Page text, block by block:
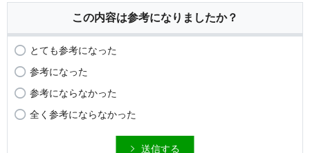
この内容は参考になりましたか？
とても参考になった
参考になった
参考にならなかった
全く参考にならなかった
送信する